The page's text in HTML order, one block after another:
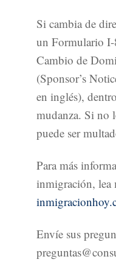
Si cambia de
un Formulario
Cambio de
(Sponsor’s
en inglés),
mudanza. Si no
puede ser
Para más
inmigración, lea
Envíe sus